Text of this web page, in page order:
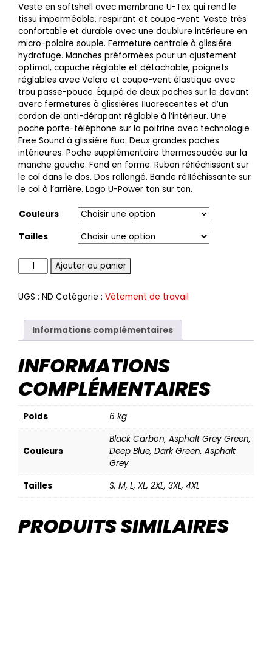
Veste en softshell avec membrane U-Tex qui rend le
tissu imperméable, respirant et coupe-vent. Veste très
confortable et durable avec une doublure intérieure en
micro-polaire souple. Fermeture centrale à glissiére
hydrofuge. Manches préformées pour un ajustement
optimal, capuche réglable et détachable, poignets
réglables avec Velcro et coupe-vent élastique avec
trou passe-pouce. Équipé de deux poches sur le devant
averc fermetures à glissiéres ﬂuorescentes et d’un
cordon de anti-dérapant réglable à l’intérieur. Une
poche porte-téléphone sur la poitrine avec technologie
Free Sound à glissiére ﬂuo. Deux grandes poches
intérieures. Poche supplémentaire thermosoudée sur la
manche gauche. Fond en forme. Ruban réﬂéchissant sur
le col dans le dos. Dos rallongé. Bande réﬂéchissante sur
le col à l’arrière. Logo U-Power ton sur ton.
Couleurs
Tailles
Quantité Ajouter au panier
UGS : ND Catégorie : Vêtement de travail
Informations complémentaires
INFORMATIONS
COMPLÉMENTAIRES
Poids 6 kg
Couleurs
Black Carbon, Asphalt Grey Green,
Deep Blue, Dark Green, Asphalt
Grey
Tailles
S, M, L, XL, 2XL, 3XL, 4XL
PRODUITS SIMILAIRES